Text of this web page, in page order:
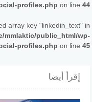
profiles.php on line 44
array key "linkedin_text" in
mmlaktic/public_html/wp-
profiles.php on line 45
إقرأ أيضا